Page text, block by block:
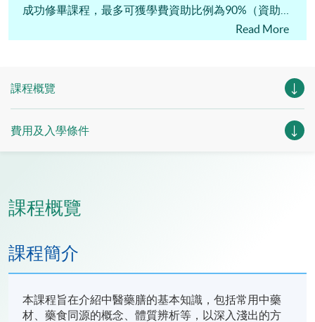
成功修畢課程，最多可獲學費資助比例為90%（資助上
Read More
課程概覽
費用及入學條件
課程概覽
課程簡介
本課程旨在介紹中醫藥膳的基本知識，包括常用中藥
材、藥食同源的概念、體質辨析等，以深入淺出的方